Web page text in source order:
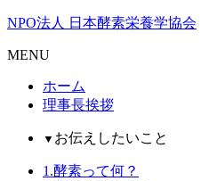
NPO法人 日本酵素栄養学協会
MENU
ホーム
理事長挨拶
▼ お伝えしたいこと
1.酵素って何？